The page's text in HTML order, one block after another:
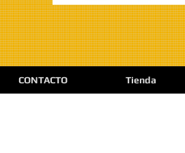
CONTACTO Tienda